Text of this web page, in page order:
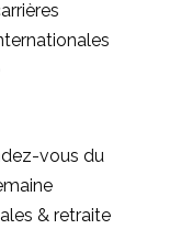
vous du
& retraite